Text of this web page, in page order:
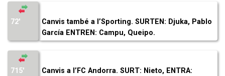
72′
Canvis també a l’Sporting. SURTEN: Djuka, Pablo
García ENTREN: Campu, Queipo.
715′
Canvis a l’FC Andorra. SURT: Nieto, ENTRA: